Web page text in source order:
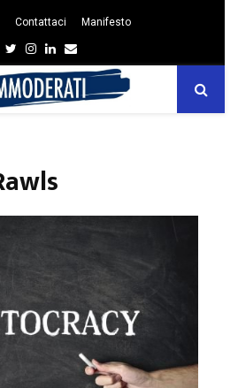
Contattaci Manifesto
Twitter
Instagram
Linkedin
Email